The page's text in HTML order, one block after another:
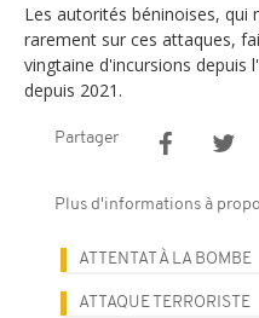
Les autorités béninoises, qui
rarement sur ces attaques,
vingtaine d'incursions depuis
depuis 2021.
Partager
Plus d'informations à
ATTENTAT À LA BOMBE
ATTAQUE TERRORISTE